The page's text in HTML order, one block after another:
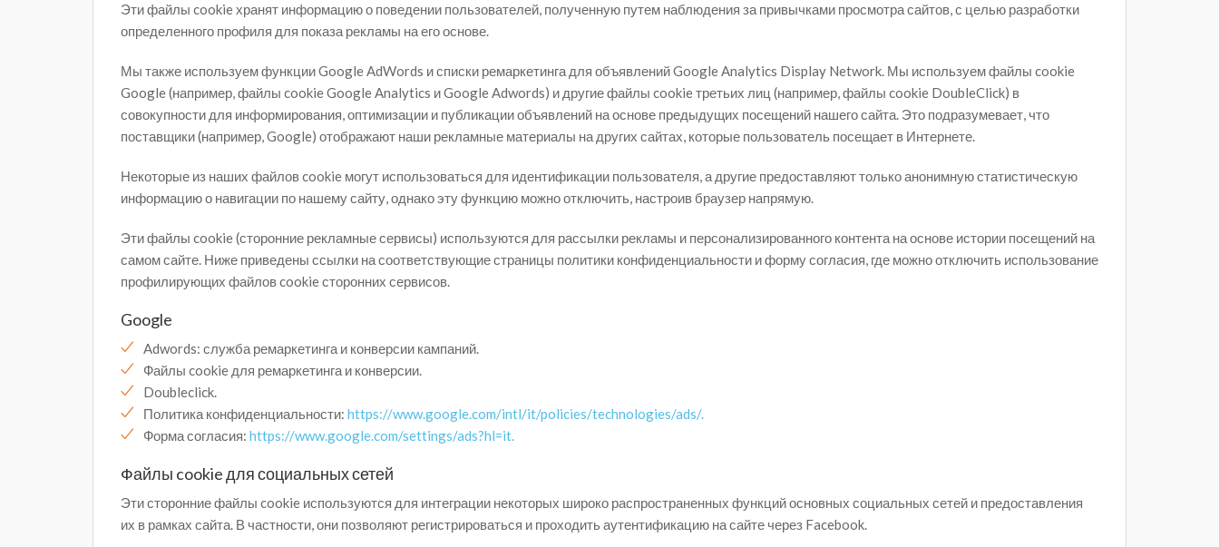
Эти файлы cookie хранят информацию о поведении пользователей, полученную путем наблюдения за привычками просмотра сайтов, с целью разработки
определенного профиля для показа рекламы на его основе.
Мы также используем функции Google AdWords и списки ремаркетинга для объявлений Google Analytics Display Network. Мы используем файлы cookie
Google (например, файлы cookie Google Analytics и Google Adwords) и другие файлы cookie третьих лиц (например, файлы cookie DoubleClick) в
совокупности для информирования, оптимизации и публикации объявлений на основе предыдущих посещений нашего сайта. Это подразумевает, что
поставщики (например, Google) отображают наши рекламные материалы на других сайтах, которые пользователь посещает в Интернете.
Некоторые из наших файлов cookie могут использоваться для идентификации пользователя, а другие предоставляют только анонимную статистическую
информацию о навигации по нашему сайту, однако эту функцию можно отключить, настроив браузер напрямую.
Эти файлы cookie (сторонние рекламные сервисы) используются для рассылки рекламы и персонализированного контента на основе истории посещений на
самом сайте. Ниже приведены ссылки на соответствующие страницы политики конфиденциальности и форму согласия, где можно отключить использование
профилирующих файлов cookie сторонних сервисов.
Google
Adwords: служба ремаркетинга и конверсии кампаний.
Файлы cookie для ремаркетинга и конверсии.
Doubleclick.
Политика конфиденциальности: https://www.google.com/intl/it/policies/technologies/ads/.
Форма согласия: https://www.google.com/settings/ads?hl=it.
Файлы cookie для социальных сетей
Эти сторонние файлы cookie используются для интеграции некоторых широко распространенных функций основных социальных сетей и предоставления
их в рамках сайта. В частности, они позволяют регистрироваться и проходить аутентификацию на сайте через Facebook.